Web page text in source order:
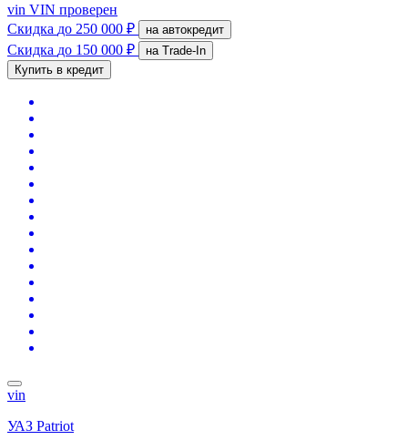
vin VIN проверен
Скидка до 250 000 ₽ на автокредит
Скидка до 150 000 ₽
на Trade-In
Купить в кредит
vin
УАЗ Patriot